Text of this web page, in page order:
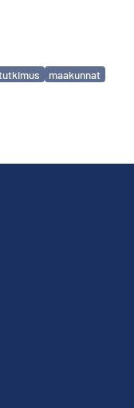
maakunnat